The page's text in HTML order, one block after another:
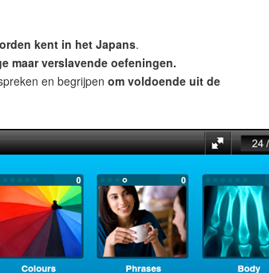
kent in het Japans.
maar verslavende oefeningen.
en begrijpen om voldoende uit de